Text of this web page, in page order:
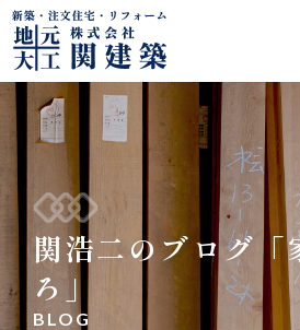
関浩二のブログ「
ろ」
BLOG